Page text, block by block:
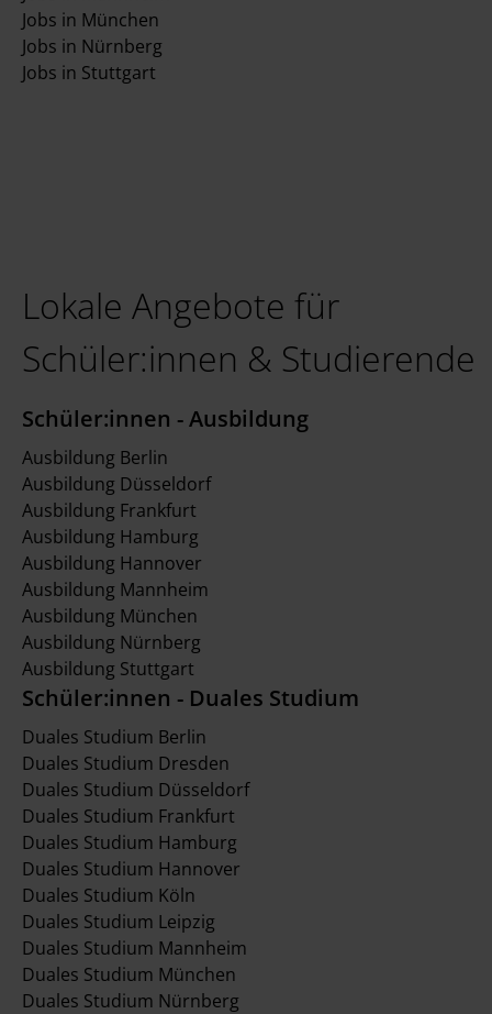
Jobs in München
Jobs in Nürnberg
Jobs in Stuttgart
Lokale Angebote für
Schüler:innen & Studierende
Schüler:innen - Ausbildung
Ausbildung Berlin
Ausbildung Düsseldorf
Ausbildung Frankfurt
Ausbildung Hamburg
Ausbildung Hannover
Ausbildung Mannheim
Ausbildung München
Ausbildung Nürnberg
Ausbildung Stuttgart
Schüler:innen - Duales Studium
Duales Studium Berlin
Duales Studium Dresden
Duales Studium Düsseldorf
Duales Studium Frankfurt
Duales Studium Hamburg
Duales Studium Hannover
Duales Studium Köln
Duales Studium Leipzig
Duales Studium Mannheim
Duales Studium München
Duales Studium Nürnberg